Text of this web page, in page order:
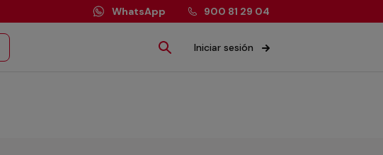
WhatsApp 900 81 29 04
Iniciar sesión